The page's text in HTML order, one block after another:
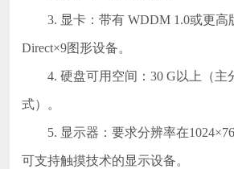
3. 显卡：带有 WDDM 1.0或更高
Direct×9图形设备。
4. 硬盘可用空间：30 G以上（主
式）。
5. 显示器：要求分辨率在
可支持触摸技术的显示设备。